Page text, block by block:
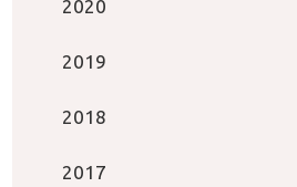
2020
2019
2018
2017